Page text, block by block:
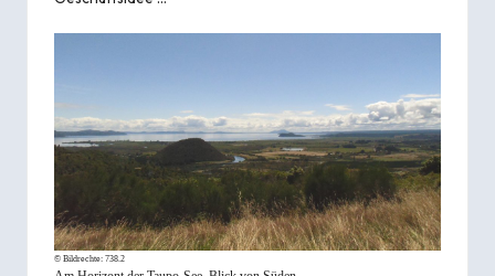
© Bildrechte: 738.2